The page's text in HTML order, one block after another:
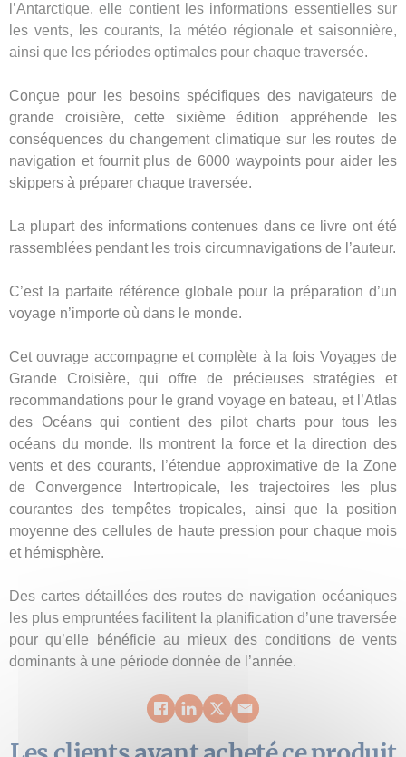
l’Antarctique, elle contient les informations essentielles sur
les vents, les courants, la météo régionale et saisonnière,
ainsi que les périodes optimales pour chaque traversée.
Conçue pour les besoins spécifiques des navigateurs de
grande croisière, cette sixième édition appréhende les
conséquences du changement climatique sur les routes de
navigation et fournit plus de 6000 waypoints pour aider les
skippers à préparer chaque traversée.
La plupart des informations contenues dans ce livre ont été
rassemblées pendant les trois circumnavigations de l’auteur.
C’est la parfaite référence globale pour la préparation d’un
voyage n’importe où dans le monde.
Cet ouvrage accompagne et complète à la fois Voyages de
Grande Croisière, qui offre de précieuses stratégies et
recommandations pour le grand voyage en bateau, et l’Atlas
des Océans qui contient des pilot charts pour tous les
océans du monde. Ils montrent la force et la direction des
vents et des courants, l’étendue approximative de la Zone
de Convergence Intertropicale, les trajectoires les plus
courantes des tempêtes tropicales, ainsi que la position
moyenne des cellules de haute pression pour chaque mois
et hémisphère.
Des cartes détaillées des routes de navigation océaniques
les plus empruntées facilitent la planification d’une traversée
pour qu’elle bénéficie au mieux des conditions de vents
dominants à une période donnée de l’année.